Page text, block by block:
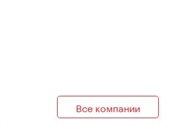
Все компании